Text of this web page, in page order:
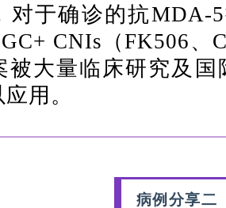
对于确诊的抗MDA-
GC+ CNIs （FK506
被大量临床研究及
用。
病例分享二